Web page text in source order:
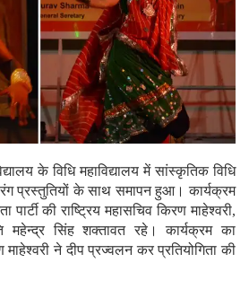
के विधि महाविद्यालय में सांस्कृतिक विधि
प्रस्तुतियों के साथ समापन हुआ। कार्यक्रम
की राष्ट्रिय महासचिव किरण माहेश्वरी,
महेन्द्र सिंह शक्तावत रहे। कार्यक्रम का
ने दीप प्रज्वलन कर प्रतियोगिता की